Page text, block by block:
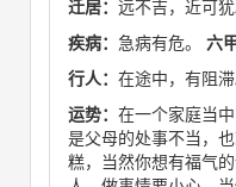
迁居： 远不吉，近可犹
疾病： 急病有危。 六
行人： 在途中，有阻滞
运势： 在一个家庭当
是父母的处事不当，
糕，当然你想有福气